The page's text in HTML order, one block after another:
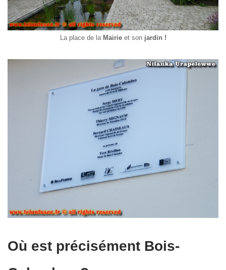
La place de la Mairieet sonjardin !
Où est précisément Bois-